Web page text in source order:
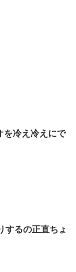
を冷え冷えにで
するの正直ちょ